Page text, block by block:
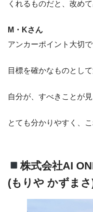
くれるものだと、改めて
M・Kさん
アンカーポイント大切で
目標を確かなものとして
自分が、すべきことが見
とても分かりやすく、
株式会社AI
(もりや かずま